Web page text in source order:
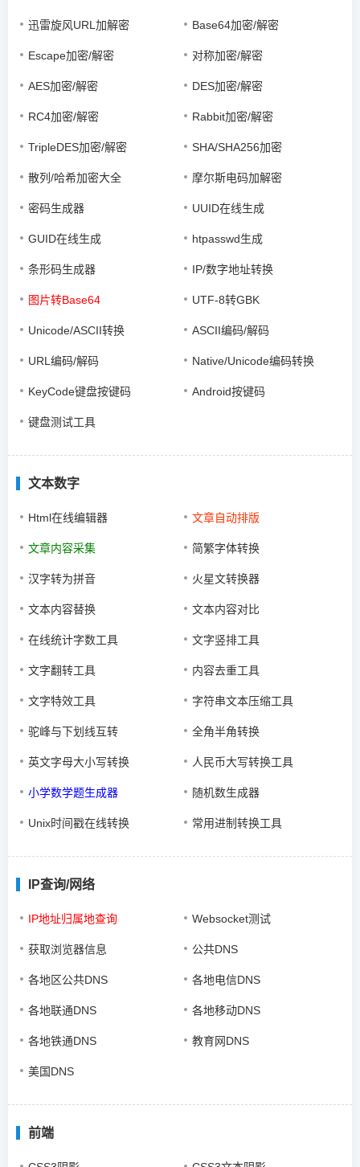
迅雷旋风URL加解密 Base64加密/解密
Escape加密/解密 对称加密/解密
AES加密/解密 DES加密/解密
RC4加密/解密 Rabbit加密/解密
TripleDES加密/解密 SHA/SHA256加密
散列/哈希加密大全 摩尔斯电码加解密
密码生成器 UUID在线生成
GUID在线生成 htpasswd生成
条形码生成器 IP/数字地址转换
图片转Base64 UTF-8转GBK
Unicode/ASCII转换 ASCII编码/解码
URL编码/解码 Native/Unicode编码转换
KeyCode键盘按键码 Android按键码
键盘测试工具
文本数字
Html在线编辑器 文章自动排版
文章内容采集 简繁字体转换
汉字转为拼音 火星文转换器
文本内容替换 文本内容对比
在线统计字数工具 文字竖排工具
文字翻转工具 内容去重工具
文字特效工具 字符串文本压缩工具
驼峰与下划线互转 全角半角转换
英文字母大小写转换 人民币大写转换工具
小学数学题生成器 随机数生成器
Unix时间戳在线转换 常用进制转换工具
IP查询/网络
IP地址归属地查询 Websocket测试
获取浏览器信息 公共DNS
各地区公共DNS 各地电信DNS
各地联通DNS 各地移动DNS
各地铁通DNS 教育网DNS
美国DNS
前端